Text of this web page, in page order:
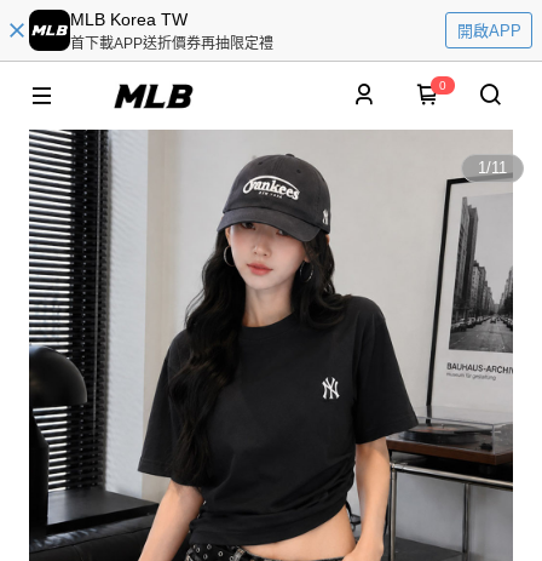
MLB Korea TW
首下載APP送折價券再抽限定禮
開啟APP
0
1/11